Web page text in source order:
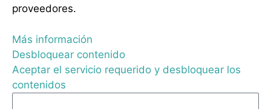
proveedores.
Más información
Desbloquear contenido
Aceptar el servicio requerido y desbloquear los
contenidos